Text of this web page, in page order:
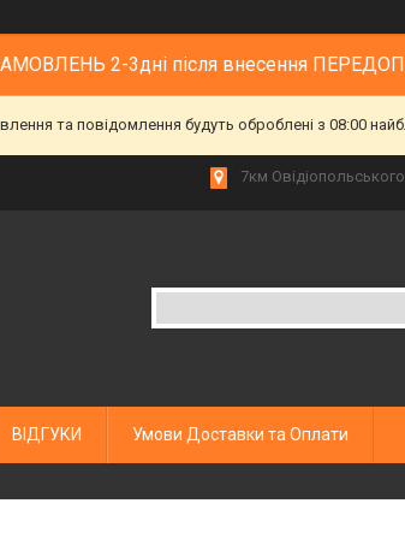
2-3дні після внесення
та повідомлення будуть оброблені з 08:00
7км
ВІДГУКИ Умови Доставки та Оплати